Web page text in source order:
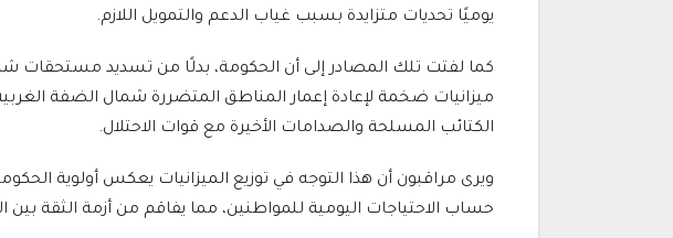
يوميًا تحديات متزايدة بسبب غياب الدعم والتمويل اللازم.
كما لفتت تلك المصادر إلى أن الحكومة، بدلًا من تسديد مستحقات
ميزانيات ضخمة لإعادة إعمار المناطق المتضررة شمال الضفة
الكتائب المسلحة والصدامات الأخيرة مع قوات الاحتلال.
ويرى مراقبون أن هذا التوجه في توزيع الميزانيات يعكس أولوية
حساب الاحتياجات اليومية للمواطنين، مما يفاقم من أزمة الثقة